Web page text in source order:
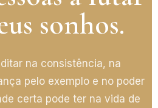
sonhos.
na consistência, na
pelo exemplo e no poder
certa pode ter na vida de